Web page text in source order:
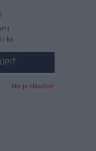
/ ks
Nie je skladom